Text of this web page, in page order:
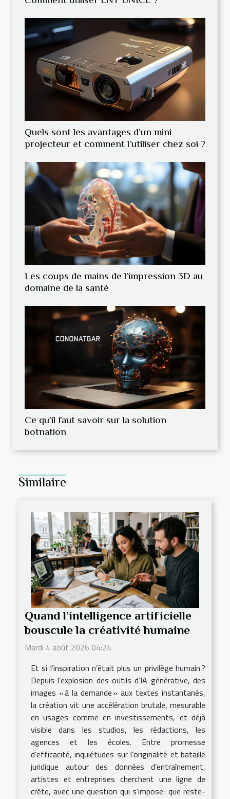
Quels sont les avantages d’un mini
projecteur et comment l’utiliser chez soi ?
Les coups de mains de l’impression 3D au
domaine de la santé
Ce qu’il faut savoir sur la solution
botnation
Similaire
Quand l’intelligence artificielle
bouscule la créativité humaine
Mardi 4 août 2026 04:24
Et si l’inspiration n’était plus un privilège humain ?
Depuis l’explosion des outils d’IA générative, des
images « à la demande » aux textes instantanés,
la création vit une accélération brutale, mesurable
en usages comme en investissements, et déjà
visible dans les studios, les rédactions, les
agences et les écoles. Entre promesse
d’efficacité, inquiétudes sur l’originalité et bataille
juridique autour des données d’entraînement,
artistes et entreprises cherchent une ligne de
crête, avec une question qui s’impose : que reste-